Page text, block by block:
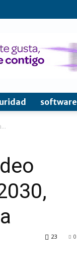
software
0
23